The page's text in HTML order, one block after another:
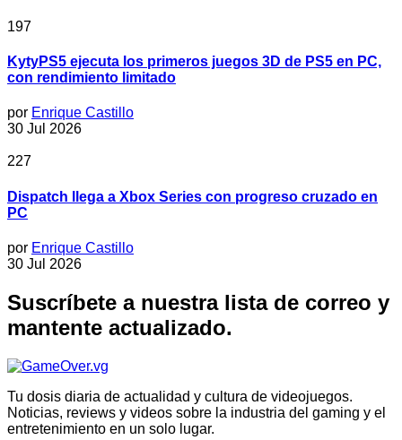
197
KytyPS5 ejecuta los primeros juegos 3D de PS5 en PC,
con rendimiento limitado
por Enrique Castillo
30 Jul 2026
227
Dispatch llega a Xbox Series con progreso cruzado en
PC
por Enrique Castillo
30 Jul 2026
Suscríbete a nuestra lista de correo y
mantente actualizado.
Tu dosis diaria de actualidad y cultura de videojuegos.
Noticias, reviews y videos sobre la industria del gaming y el
entretenimiento en un solo lugar.